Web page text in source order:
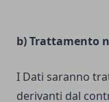
b) Trattamento
I Dati saranno
derivanti dal